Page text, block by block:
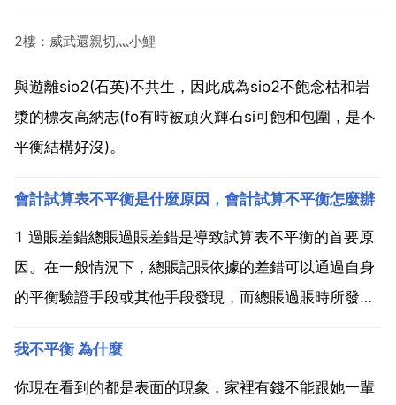
2樓：威武還親切灬小鯉
與遊離sio2(石英)不共生，因此成為sio2不飽念枯和岩
漿的標友高納志(fo有時被頑火輝石si可飽和包圍，是不
平衡結構好沒)。
會計試算表不平衡是什麼原因，會計試算不平衡怎麼辦
1 過賬差錯總賬過賬差錯是導致試算表不平衡的首要原
因。在一般情況下，總賬記賬依據的差錯可以通過自身
的平衡驗證手段或其他手段發現，而總賬過賬時所發生
差錯在編制試算平衡表時，需從總賬上獲得各賬戶的借
方發生額合計與貸方發生額合計，如果在編表時錯用或
我不平衡 為什麼
你現在看到的都是表面的現象，家裡有錢不能跟她一輩